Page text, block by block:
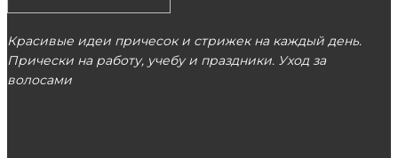
Красивые идеи причесок и стрижек на каждый день.
Прически на работу, учебу и праздники. Уход за
волосами